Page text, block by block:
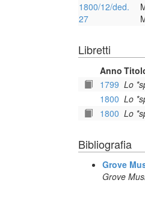
1800/12/ded.
27
Libretti
Anno
1799 Lo
1800 Lo
1800 Lo
Bibliografia
Grove
Grove